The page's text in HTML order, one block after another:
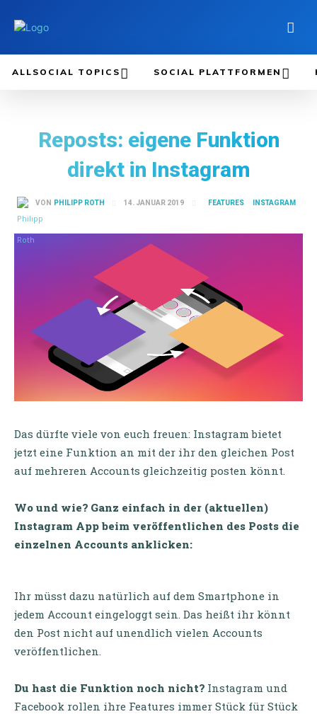
ALLSOCIAL TOPICS SOCIAL PLATTFORMEN
Reposts: eigene Funktion
direkt in Instagram
VON PHILIPP ROTH 14. JANUAR 2019 FEATURES INSTAGRAM
Das dürfte viele von euch freuen: Instagram bietet
jetzt eine Funktion an mit der ihr den gleichen Post
auf mehreren Accounts gleichzeitig posten könnt.
Wo und wie? Ganz einfach in der (aktuellen)
Instagram App beim veröffentlichen des Posts die
einzelnen Accounts anklicken:
Ihr müsst dazu natürlich auf dem Smartphone in
jedem Account eingeloggt sein. Das heißt ihr könnt
den Post nicht auf unendlich vielen Accounts
veröffentlichen.
Du hast die Funktion noch nicht? Instagram und
Facebook rollen ihre Features immer Stück für Stück